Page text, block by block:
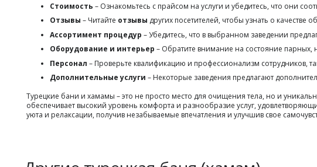
Стоимость – Ознакомьтесь с прайсом на услуги и убедитесь, что они
Отзывы – Читайте отзывы других посетителей, чтобы узнать о
Ассортимент процедур – Убедитесь, что в выбранном заведении
Оборудование и интерьер – Обратите внимание на состояние
Персонал – Проверьте квалификацию и профессионализм сотрудников,
Дополнительные услуги – Некоторые заведения предлагают
Турецкие бани и хамамы – это не просто место для очищения тела, но и
обеспечивает высокий уровень комфорта и разнообразие услуг,
уюта и релаксации, получив незабываемые впечатления и улучшив свое